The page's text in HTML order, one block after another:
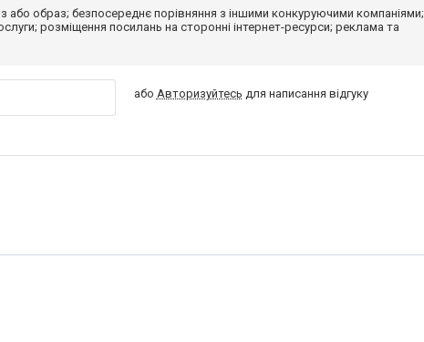
або образ; безпосереднє порівняння з іншими конкуруючими компаніями;
розміщення посилань на сторонні інтернет-ресурси; реклама та
або Авторизуйтесь для написання відгуку